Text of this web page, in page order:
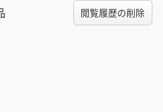
閲覧履歴の削除